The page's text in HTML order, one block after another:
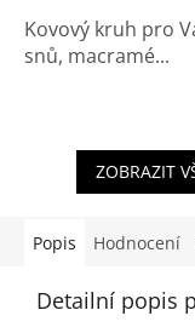
Kovový kruh pro
snů, macramé...
ZOBRAZIT
Popis Hodnocení
Detailní popis